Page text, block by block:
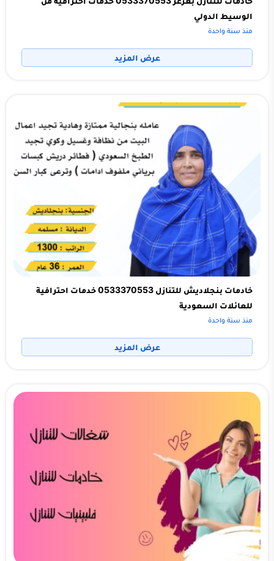
الوسيط الدولي
منذ سنة واحدة
عرض المزيد
خادمات بنجلاديش للتنازل 0533370553 خدمات احترافية
للعائلات السعودية
منذ سنة واحدة
عرض المزيد